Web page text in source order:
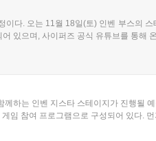
다. 오는 11월 18일(토) 인벤 부스의
있으며, 사이퍼즈 공식 유튜브를 통해
하는 인벤 지스타 스테이지가 진행될
임 참여 프로그램으로 구성되어 있다.